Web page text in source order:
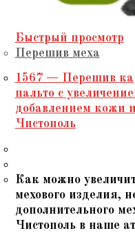
Быстрый просмотр
Перешив меха
1567 — Перешив
пальто с
добавлением кожи
Чистополь
Как можно
мехового изделия,
дополнительного
Чистополь в наше